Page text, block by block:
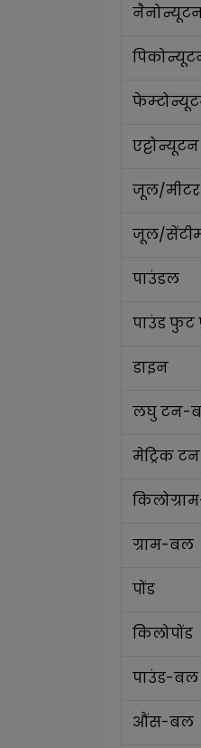
एट्टोन्यूटन
जूल/मीटर
जूल/
पाउंडल
पाउंड फुट
डाइन
लघु टन-
मेट्रिक
ग्राम-बल
पोंड
किलोपोंड
पाउंड-बल
औंस-बल